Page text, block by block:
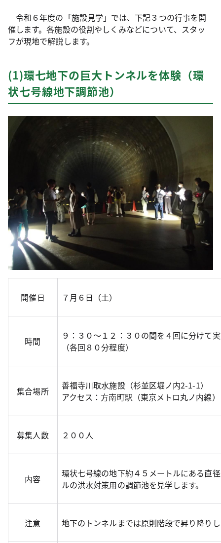
令和６年度の「施設見学」では、下記３つの行事を開
催します。各施設の役割やしくみなどについて、スタッ
フが現地で解説します。
(1)環七地下の巨大トンネルを体験（環
状七号線地下調節池）
開催日 ７月６日（土）
時間
９：３０～１２：３０の間を４回に分けて
（各回８０分程度）
集合場所
善福寺川取水施設（杉並区堀ノ内2-1-1）
アクセス：方南町駅（東京メトロ丸ノ内線
募集人数 ２００人
内容
環状七号線の地下約４５メートルにある直
ルの洪水対策用の調節池を見学します。
注意 地下のトンネルまでは原則階段で昇り降り